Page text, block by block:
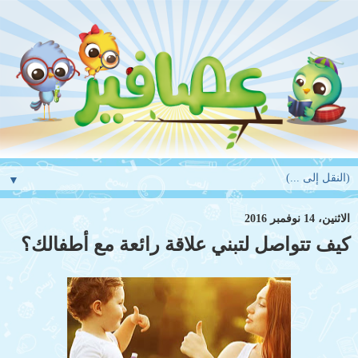
▼
الاثنين، 14 نوفمبر 2016
كيف تتواصل لتبني علاقة رائعة مع أطفالك؟